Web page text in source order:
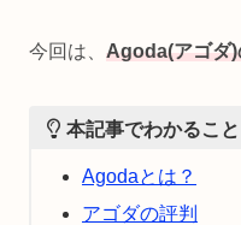
今回は、 Agoda(アゴダ)
本記事でわかること
Agodaとは？
アゴダの評判